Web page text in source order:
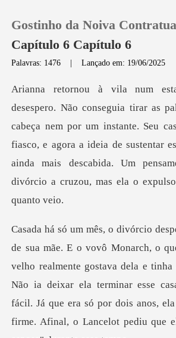
Baixar App
Gostinho da Noiva
Capítulo 6 Capítulo 6
Palavras: 1476 |Lançado em: 19/06/2025
nem por um instante. Seu
fiasco, e agora a ideia de sustentar
aind
ente gostava dela e tinha
Não ia deixar ela terminar esse
fácil. Já que era só